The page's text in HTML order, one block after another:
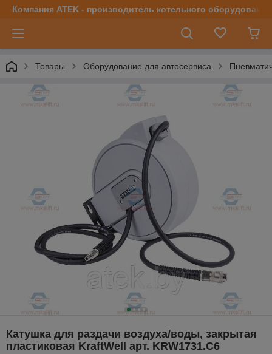
Компания ATEK - производитель котельного оборудования
Товары Оборудование для автосервиса
Катушка для раздачи воздуха/воды, закрытая
пластиковая KraftWell арт. KRW1731.C6